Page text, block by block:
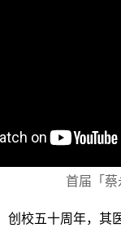
首届「
创校五十周年，其